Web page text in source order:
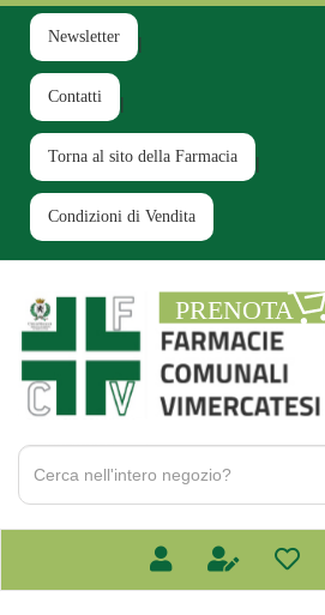
Passa
contenuto
principale
Newsletter
Contatti
Torna al sito della Farmacia
Condizioni di Vendita
Farmacia
Comunale
Cerca
Prodotto